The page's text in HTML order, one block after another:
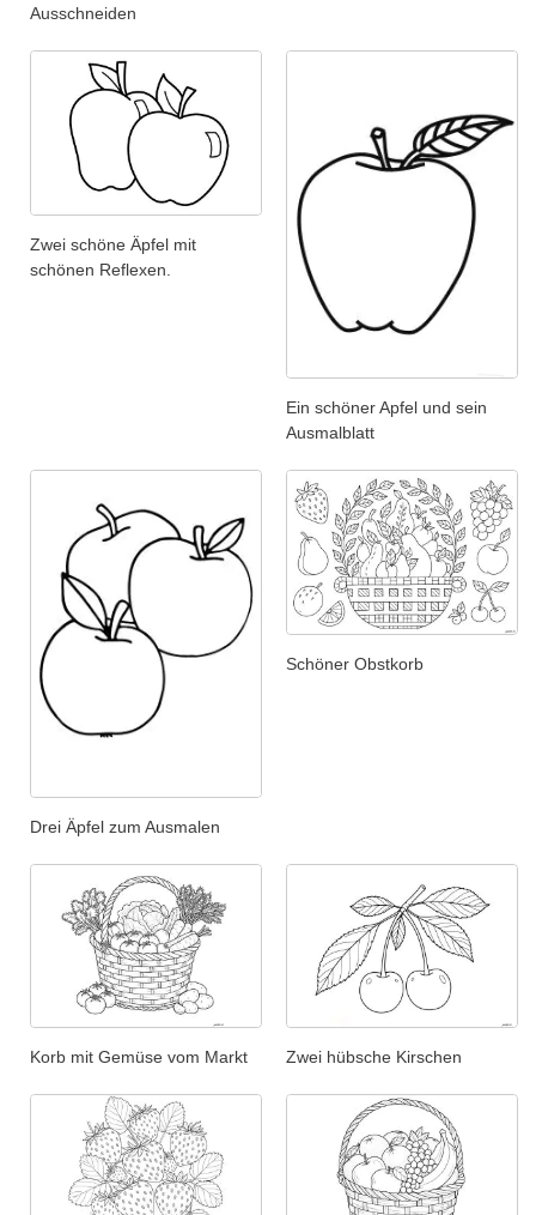
Ausschneiden
Zwei schöne Äpfel mit
schönen Reflexen.
Ein schöner Apfel und sein
Ausmalblatt
Drei Äpfel zum Ausmalen
Schöner Obstkorb
Korb mit Gemüse vom Markt Zwei hübsche Kirschen